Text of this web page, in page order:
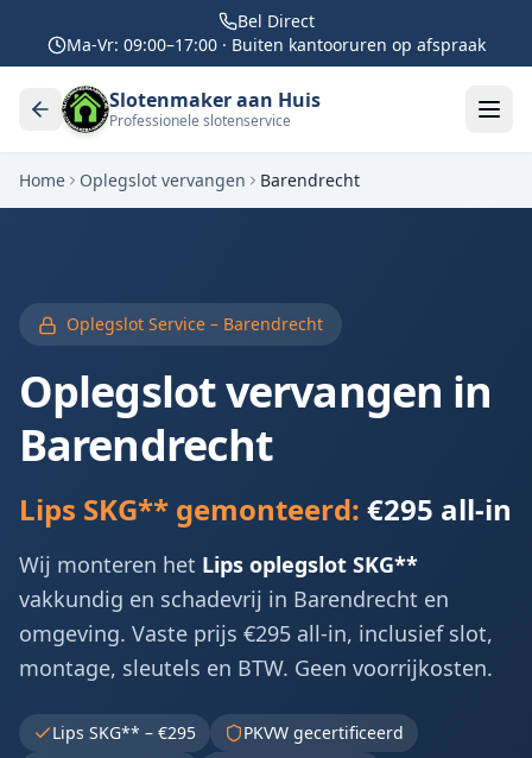
Bel Direct
Ma-Vr: 09:00–17:00 · Buiten kantooruren op afspraak
Slotenmaker aan Huis
Professionele slotenservice
Home Oplegslot vervangen Barendrecht
Oplegslot Service – Barendrecht
Oplegslot vervangen in
Barendrecht
Lips SKG** gemonteerd: €295 all-in
Wij monteren het Lips oplegslot SKG**
vakkundig en schadevrij in Barendrecht en
omgeving. Vaste prijs €295 all-in, inclusief slot,
montage, sleutels en BTW. Geen voorrijkosten.
Lips SKG** – €295
PKVW gecertificeerd